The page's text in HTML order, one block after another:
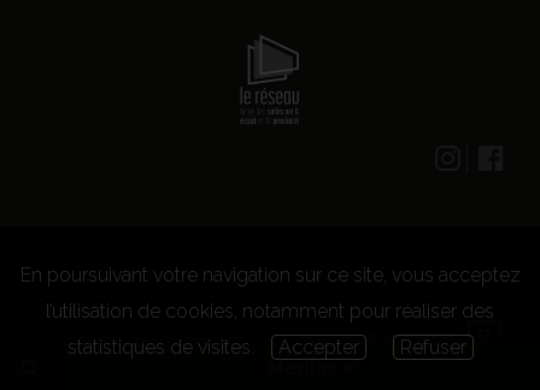
Medias
© 2026 CENTRE CULTUREL LES GRIGNOUX ASBL -
Kit presse
Conditions générales d'utilisation
concours
En poursuivant votre navigation sur ce site, vous acceptez
l’utilisation de cookies, notamment pour réaliser des
statistiques de visites.
Accepter Refuser